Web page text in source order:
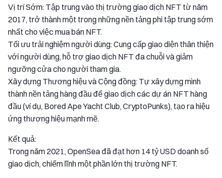
Vị trí Sớm: Tập trung vào thị trường giao dịch NFT từ năm
2017, trở thành một trong những nền tảng phi tập trung sớm
nhất cho việc mua bán NFT.
Tối ưu trải nghiệm người dùng: Cung cấp giao diện thân thiện
với người dùng, hỗ trợ giao dịch NFT đa chuỗi và giảm
ngưỡng cửa cho người tham gia.
Xây dựng Thương hiệu và Cộng đồng: Tự xây dựng mình
thành nền tảng hàng đầu để giao dịch các dự án NFT hàng
đầu (ví dụ, Bored Ape Yacht Club, CryptoPunks), tạo ra hiệu
ứng thương hiệu mạnh mẽ.
Kết quả:
Trong năm 2021, OpenSea đã đạt hơn 14 tỷ USD doanh số
giao dịch, chiếm lĩnh một phần lớn thị trường NFT.